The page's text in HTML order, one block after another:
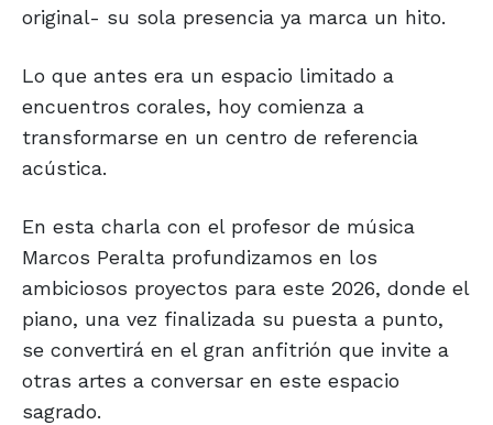
original- su sola presencia ya marca un hito.
Lo que antes era un espacio limitado a
encuentros corales, hoy comienza a
transformarse en un centro de referencia
acústica.
En esta charla con el profesor de música
Marcos Peralta profundizamos en los
ambiciosos proyectos para este 2026, donde el
piano, una vez finalizada su puesta a punto,
se convertirá en el gran anfitrión que invite a
otras artes a conversar en este espacio
sagrado.